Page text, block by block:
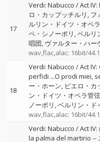
17
Verdi: Nabucco / Act
ロ・カップッチルリ フ
ルリン・ドイツ・オペ
ペ・シノーポリ ベルリ
唱団 ヴァルター・ハー
wav,flac,alac: 16bit/
18
Verdi: Nabucco / Act
perfidi ...O prodi miei,
ー・ホーン ピエロ・カ
ン・ドイツ・オペラ管
ノーポリ ベルリン・ド
wav,flac,alac: 16bit/
Verdi: Nabucco / Act
la palma del martirio --